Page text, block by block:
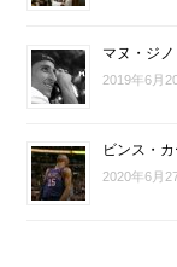
マヌ・ジ
2019年6月
ビンス・
2020年6月